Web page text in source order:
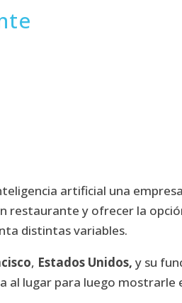
artificial una
restaurante y ofrecer la
distintas variables.
, Estados Unidos, y su
al lugar para luego mostrarle